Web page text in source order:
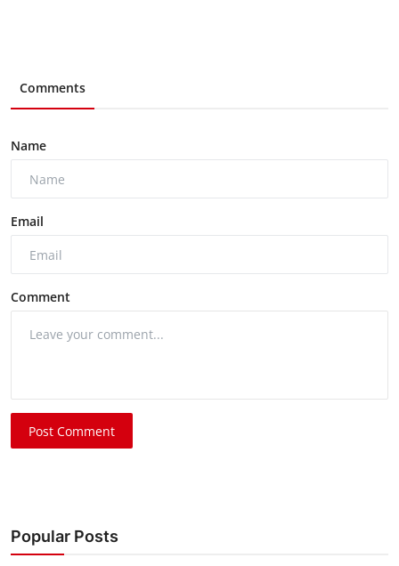
Comments
Name
Email
Comment
Post Comment
Popular Posts